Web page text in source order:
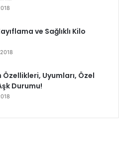
ve Sağlıklı Kilo
Özellikleri, Uyumları, Özel
Durumu!